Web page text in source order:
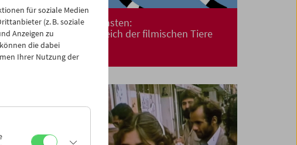
Kino für die Kleinsten:
Expedition ins Reich der filmischen Tiere
für soziale Medien
(z. B. soziale
Anzeigen zu
die dabei
Ihrer Nutzung der